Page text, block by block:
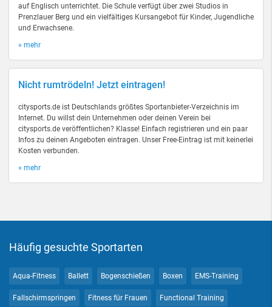
auf Englisch unterrichtet. Die Schule verfügt über zwei Studios in
Prenzlauer Berg und ein vielfältiges Kursangebot für Kinder, Jugendliche
und Erwachsene.
» mehr
Nicht rumtrödeln! Jetzt eintragen!
citysports.de ist Deutschlands größtes Sportanbieter-Verzeichnis im
Internet. Du willst dein Unternehmen oder deinen Verein bei
citysports.de veröffentlichen? Klasse! Einfach registrieren und ein paar
Infos zu deinen Angeboten eintragen. Unser Free-Eintrag ist mit keinerlei
Kosten verbunden.
» mehr
Häufig gesuchte Sportarten
Aqua-Fitness Ballett Bogenschießen Boxen EMS-Training
Fallschirmspringen Fitness für Frauen Functional Training